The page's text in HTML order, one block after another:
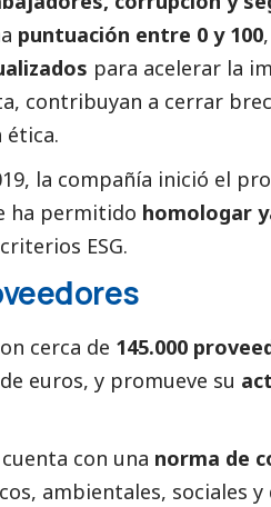
puntuación entre 0 y 100
para acelerar la
contribuyan a cerrar
ética.
la compañía inició el
ha permitido homologar
ESG.
cerca de 145.000
euros, y promueve su
con una norma de
ambientales, sociales